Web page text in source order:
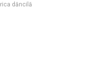
dăncilă